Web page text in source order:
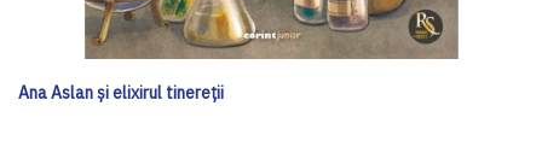
Ana Aslan și elixirul tinereții